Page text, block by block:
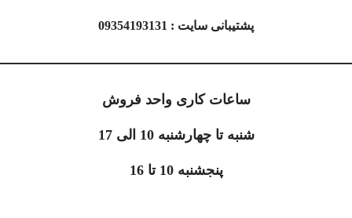
پشتیبانی سایت : 09354193131
ساعات کاری واحد فروش
شنبه تا چهارشنبه 10 الی 17
پنجشنبه 10 تا 16